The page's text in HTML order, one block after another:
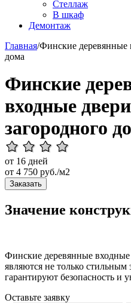
Стеллаж
В шкаф
Демонтаж
Главная/Финские деревянные
дома
Финские
входные
загородного
от 16 дней
от 4 750 руб./м2
Заказать
Значение
Финские деревянные входные
являются не только
гарантируют безопасность и
Оставьте заявку